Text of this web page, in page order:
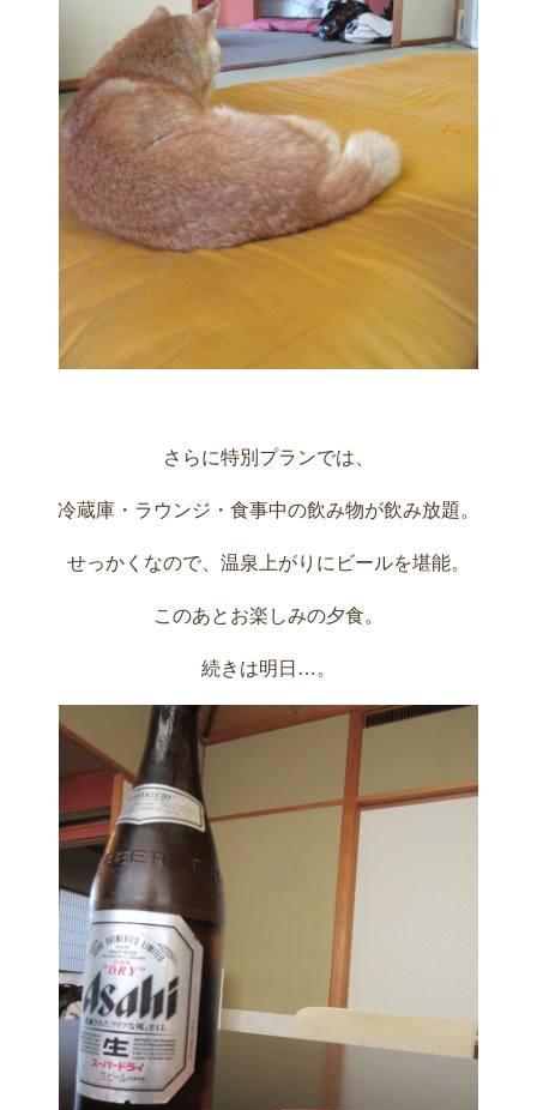
さらに特別プランでは、
冷蔵庫・ラウンジ・食事中の飲み物が飲み放題。
せっかくなので、温泉上がりにビールを堪能。
このあとお楽しみの夕食。
続きは明日…。